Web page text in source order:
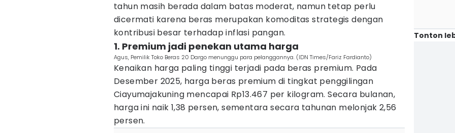
tahun masih berada dalam batas moderat, namun tetap perlu
dicermati karena beras merupakan komoditas strategis dengan
kontribusi besar terhadap inflasi pangan.
1. Premium jadi penekan utama harga
Agus, Pemilik Toko Beras 20 Dargo menunggu para pelanggannya. (IDN Times/Fariz Fardianto)
Kenaikan harga paling tinggi terjadi pada beras premium. Pada
Desember 2025, harga beras premium di tingkat penggilingan
Ciayumajakuning mencapai Rp13.467 per kilogram. Secara bulanan,
harga ini naik 1,38 persen, sementara secara tahunan melonjak 2,56
persen.
Tonton